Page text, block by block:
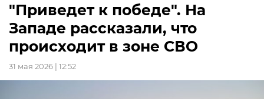
"Приведет к победе". На
Западе рассказали, что
происходит в зоне СВО
31 мая 2026 | 12:52